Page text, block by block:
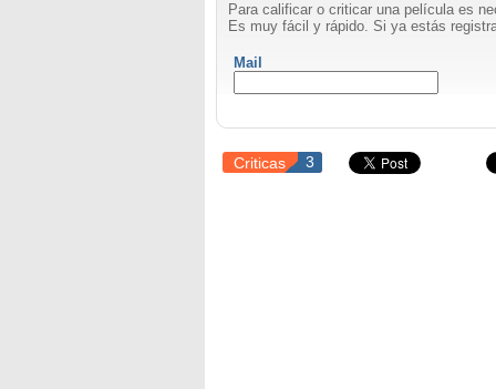
Para calificar o criticar una película es
Es muy fácil y rápido. Si ya estás
Mail
Criticas 3